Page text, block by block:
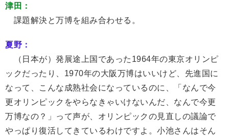
津田：
課題解決と万博を組み合わせる。
夏野：
（日本が）発展途上国であった1964年の東京オリンピ
ックだったり、1970年の大阪万博はいいけど、先進国に
なって、こんな成熟社会になっているのに、「なんで今
更オリンピックをやらなきゃいけないんだ、なんで今更
万博なの？」って声が、オリンピックの見直しの議論で
やっぱり復活してきているわけですよ。小池さんはそん